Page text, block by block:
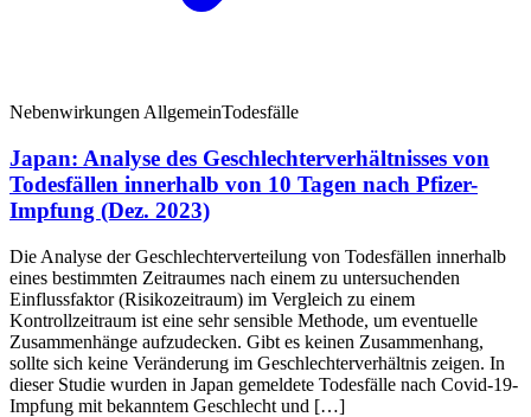
Nebenwirkungen AllgemeinTodesfälle
Japan: Analyse des Geschlechterverhältnisses von
Todesfällen innerhalb von 10 Tagen nach Pfizer-
Impfung (Dez. 2023)
Die Analyse der Geschlechterverteilung von Todesfällen innerhalb
eines bestimmten Zeitraumes nach einem zu untersuchenden
Einflussfaktor (Risikozeitraum) im Vergleich zu einem
Kontrollzeitraum ist eine sehr sensible Methode, um eventuelle
Zusammenhänge aufzudecken. Gibt es keinen Zusammenhang,
sollte sich keine Veränderung im Geschlechterverhältnis zeigen. In
dieser Studie wurden in Japan gemeldete Todesfälle nach Covid-19-
Impfung mit bekanntem Geschlecht und […]